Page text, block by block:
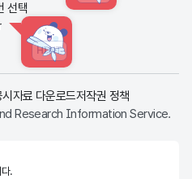
선택
HINT
시자료 다운로드저작권 정책
Research Information Service.
.